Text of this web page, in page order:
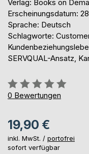
Verlag: Books on
Erscheinungsdatum:
Sprache: Deutsch
Schlagworte:
SERVQUAL-Ansatz,
Bewertung::
0%
0 Bewertungen
19,90 €
inkl. MwSt. / portofrei
sofort verfügbar